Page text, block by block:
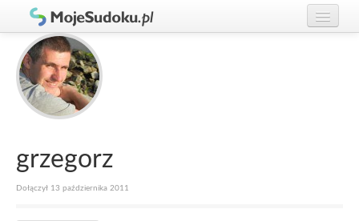
Graj w Sudoku!
Zasady Sudoku
Rankingi
grzegorz
Dołączył 13 października 2011